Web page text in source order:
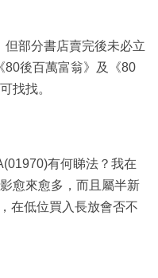
部分書店賣完後未必立
80後百萬富翁》及《80
找找。
有何睇法？我在
愈來愈多，而且屬半新
在低位買入長放會否不